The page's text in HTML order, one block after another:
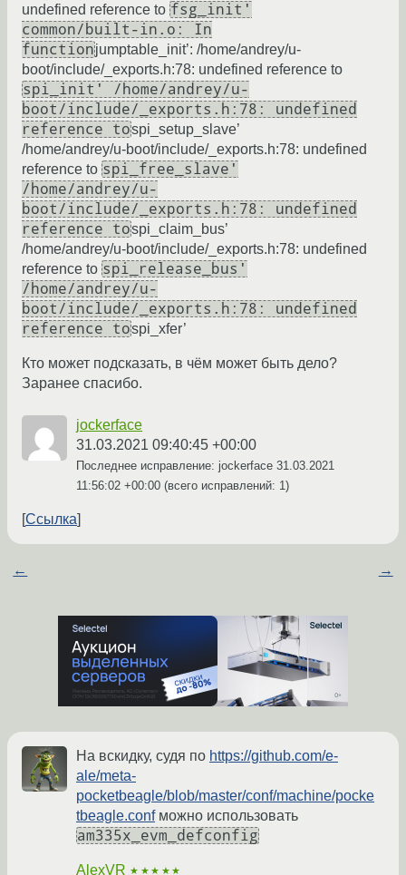
undefined reference to fsg_init'
common/built-in.o: In
functionjumptable_init’: /home/andrey/u-
boot/include/_exports.h:78: undefined reference to
spi_init' /home/andrey/u-
boot/include/_exports.h:78: undefined
reference tospi_setup_slave’
/home/andrey/u-boot/include/_exports.h:78: undefined
reference to spi_free_slave'
/home/andrey/u-
boot/include/_exports.h:78: undefined
reference tospi_claim_bus’
/home/andrey/u-boot/include/_exports.h:78: undefined
reference to spi_release_bus'
/home/andrey/u-
boot/include/_exports.h:78: undefined
reference tospi_xfer’
Кто может подсказать, в чём может быть дело?
Заранее спасибо.
jockerface
31.03.2021 09:40:45 +00:00
Последнее исправление: jockerface 31.03.2021
11:56:02 +00:00 (всего исправлений: 1)
Ссылка
← →
На вскидку, судя по https://github.com/e-
ale/meta-
pocketbeagle/blob/master/conf/machine/pocke
tbeagle.confможно использовать
am335x_evm_defconfig
AlexVR ★★★★★